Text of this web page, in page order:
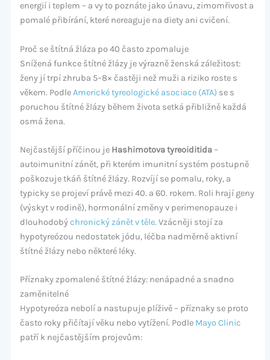
energií i teplem – a vy to poznáte jako únavu, zimomřivost a
pomalé přibírání, které nereaguje na diety ani cvičení.
Proč se štítná žláza po 40 často zpomaluje
Snížená funkce štítné žlázy je výrazně ženská záležitost:
ženy jí trpí zhruba 5–8× častěji než muži a riziko roste s
věkem. PodleAmerické tyreologické asociace (ATA) se s
poruchou štítné žlázy během života setká přibližně každá
osmá žena.
Nejčastější příčinou je Hashimotova tyreoiditida–
autoimunitní zánět, při kterém imunitní systém postupně
poškozuje tkáň štítné žlázy. Rozvíjí se pomalu, roky, a
typicky se projeví právě mezi 40. a 60. rokem. Roli hrají geny
(výskyt v rodině), hormonální změny v perimenopauze i
dlouhodobýchronický zánět v těle. Vzácněji stojí za
hypotyreózou nedostatek jódu, léčba nadměrně aktivní
štítné žlázy nebo některé léky.
Příznaky zpomalené štítné žlázy: nenápadné a snadno
zaměnitelné
Hypotyreóza nebolí a nastupuje plíživě – příznaky se proto
často roky přičítají věku nebo vytížení. Podle Mayo Clinic
patří k nejčastějším projevům: